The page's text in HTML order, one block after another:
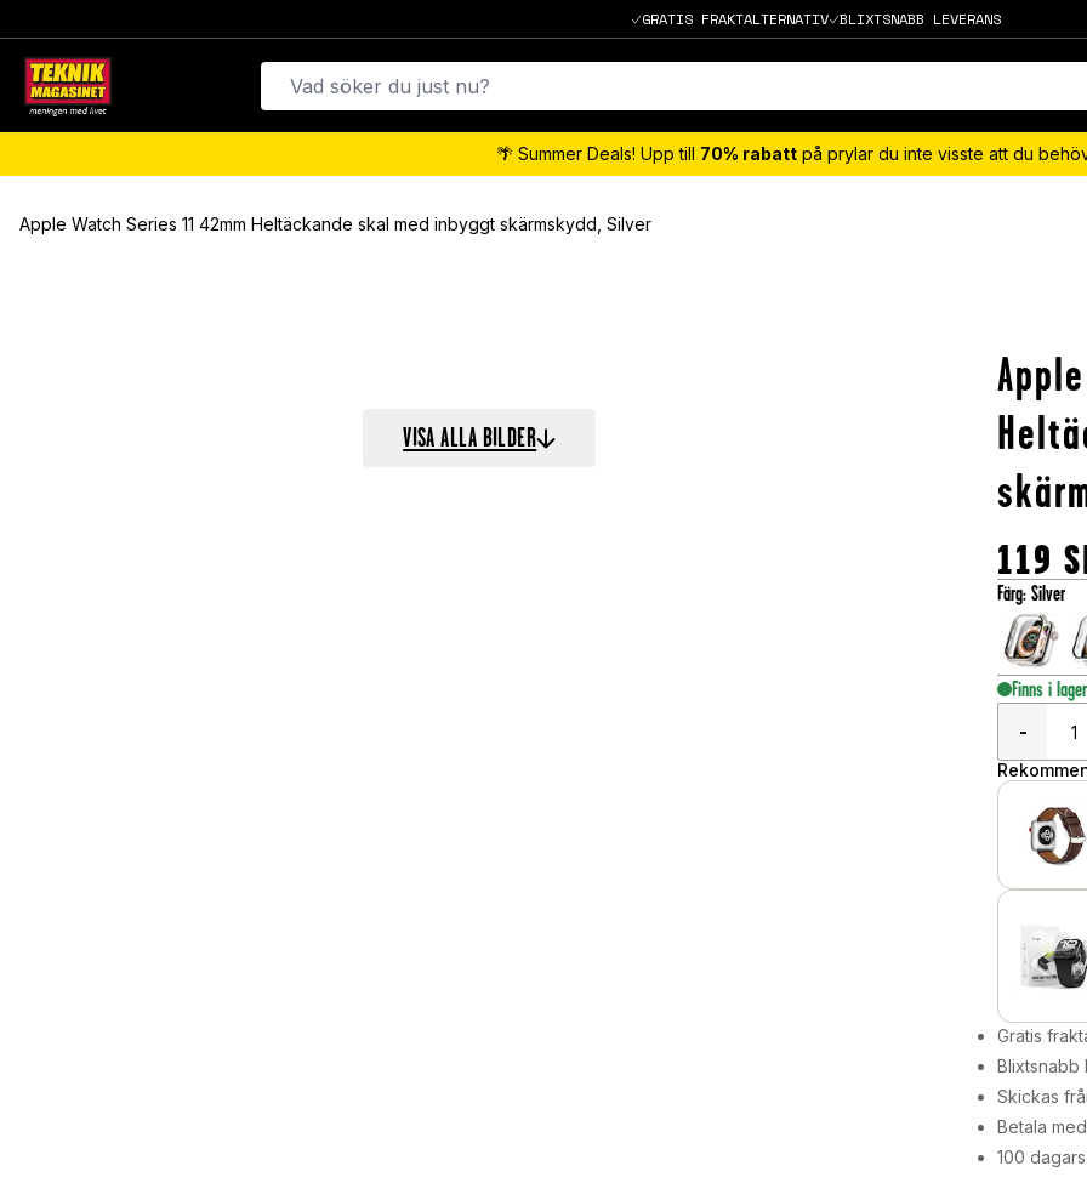
GRATIS FRAKTALTERNATIV BLIXTSNABB LEVERANS
🌴 Summer Deals! Upp till 70% rabatt på prylar du inte visste att du
Apple Watch Series 11 42mm Heltäckande skal med inbyggt skärmskydd, Silver
VISA ALLA BILDER
119
Färg:Silver
Finns i lager
-
Gratis
Blixtsnabb
Skickas
Betala
100